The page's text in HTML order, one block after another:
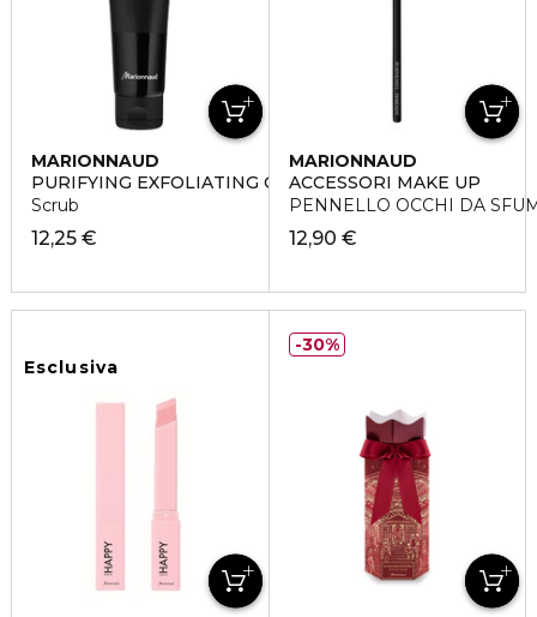
MARIONNAUD
PURIFYING EXFOLIATING GEL
Scrub
12,25 €
MARIONNAUD
ACCESSORI MAKE UP
PENNELLO OCCHI DA
12,90 €
Esclusiva
30%